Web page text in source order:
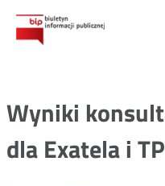
Wyniki
dla Exatela i TP